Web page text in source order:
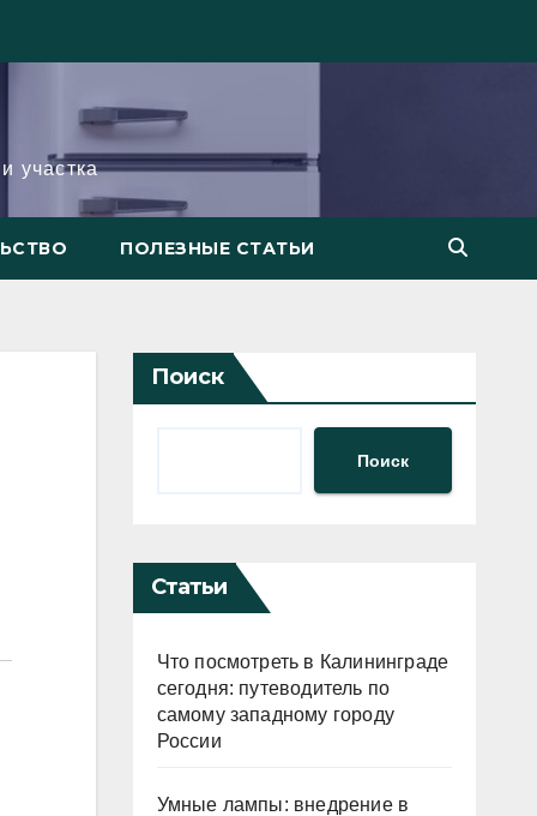
участка
ПОЛЕЗНЫЕ СТАТЬИ
Поиск
Поиск
Статьи
Что посмотреть в Калининграде
сегодня: путеводитель по
самому западному городу
России
Умные лампы: внедрение в